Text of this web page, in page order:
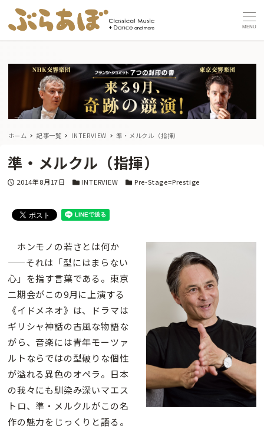
MENU
ホーム 記事一覧 INTERVIEW 準・メルクル（指揮）
準・メルクル（指揮）
投稿日
2014年8月17日 カテゴリー
INTERVIEW カテゴリー
Pre-Stage=Prestige
ホンモノの若さとは何か
——それは「型にはまらない
心」を指す言葉である。東京
二期会がこの9月に上演する
《イドメネオ》は、ドラマは
ギリシャ神話の古風な物語な
がら、音楽には青年モーツァ
ルトならではの型破りな個性
が溢れる異色のオペラ。日本
の我々にも馴染み深いマエス
トロ、準・メルクルがこの名
作の魅力をじっくりと語る。